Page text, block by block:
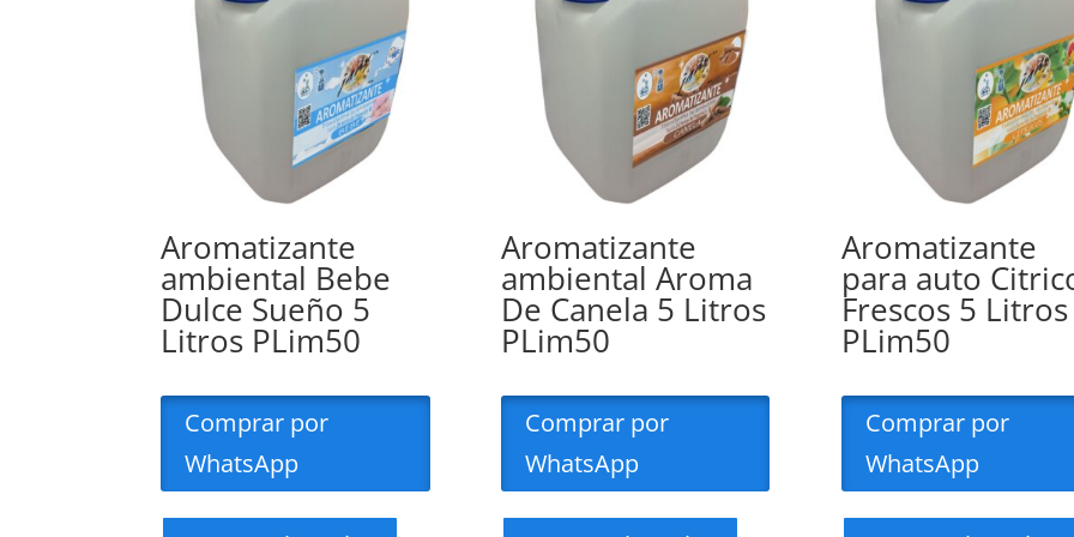
Aromatizante
ambiental Bebe
Dulce Sueño 5
Litros PLim50
Comprar por
WhatsApp
Aromatizante
ambiental Aroma
De Canela 5 Litros
PLim50
Comprar por
WhatsApp
Aromatizante
para auto
Frescos 5 Litros
PLim50
Comprar por
WhatsApp